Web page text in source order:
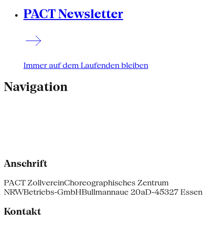
PACT Newsletter
Immer auf dem Laufenden bleiben
Navigation
Anschrift
PACT ZollvereinChoreographisches Zentrum
NRWBetriebs-GmbHBullmannaue 20aD-45327 Essen
Kontakt